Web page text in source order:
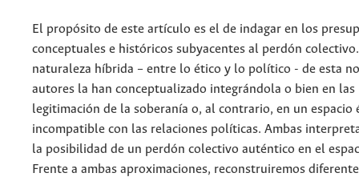
El propósito de este artículo es el de indagar en los
conceptuales e históricos subyacentes al perdón
naturaleza híbrida – entre lo ético y lo político - de esta
autores la han conceptualizado integrándola o bien en las
legitimación de la soberanía o, al contrario, en un espacio
incompatible con las relaciones políticas. Ambas
la posibilidad de un perdón colectivo auténtico en el
Frente a ambas aproximaciones, reconstruiremos